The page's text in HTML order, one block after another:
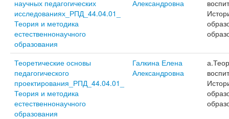
научных педагогических
исследованиях_РПД_44.04.01_
Теория и методика
естественнонаучного
образования
Александровна
Теоретические основы
педагогического
проектирования_РПД_44.04.01_
Теория и методика
естественнонаучного
образования
Галкина Елена
Александровна